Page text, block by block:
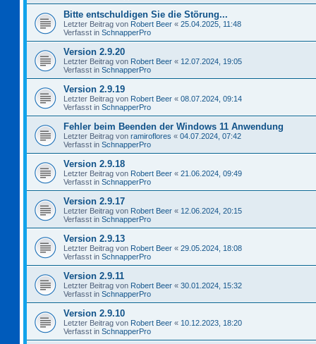
Bitte entschuldigen Sie die Störung...
Letzter Beitrag von Robert Beer « 25.04.2025, 11:48
Verfasst in SchnapperPro
Version 2.9.20
Letzter Beitrag von Robert Beer « 12.07.2024, 19:05
Verfasst in SchnapperPro
Version 2.9.19
Letzter Beitrag von Robert Beer « 08.07.2024, 09:14
Verfasst in SchnapperPro
Fehler beim Beenden der Windows 11 Anwendung
Letzter Beitrag von ramiroflores « 04.07.2024, 07:42
Verfasst in SchnapperPro
Version 2.9.18
Letzter Beitrag von Robert Beer « 21.06.2024, 09:49
Verfasst in SchnapperPro
Version 2.9.17
Letzter Beitrag von Robert Beer « 12.06.2024, 20:15
Verfasst in SchnapperPro
Version 2.9.13
Letzter Beitrag von Robert Beer « 29.05.2024, 18:08
Verfasst in SchnapperPro
Version 2.9.11
Letzter Beitrag von Robert Beer « 30.01.2024, 15:32
Verfasst in SchnapperPro
Version 2.9.10
Letzter Beitrag von Robert Beer « 10.12.2023, 18:20
Verfasst in SchnapperPro